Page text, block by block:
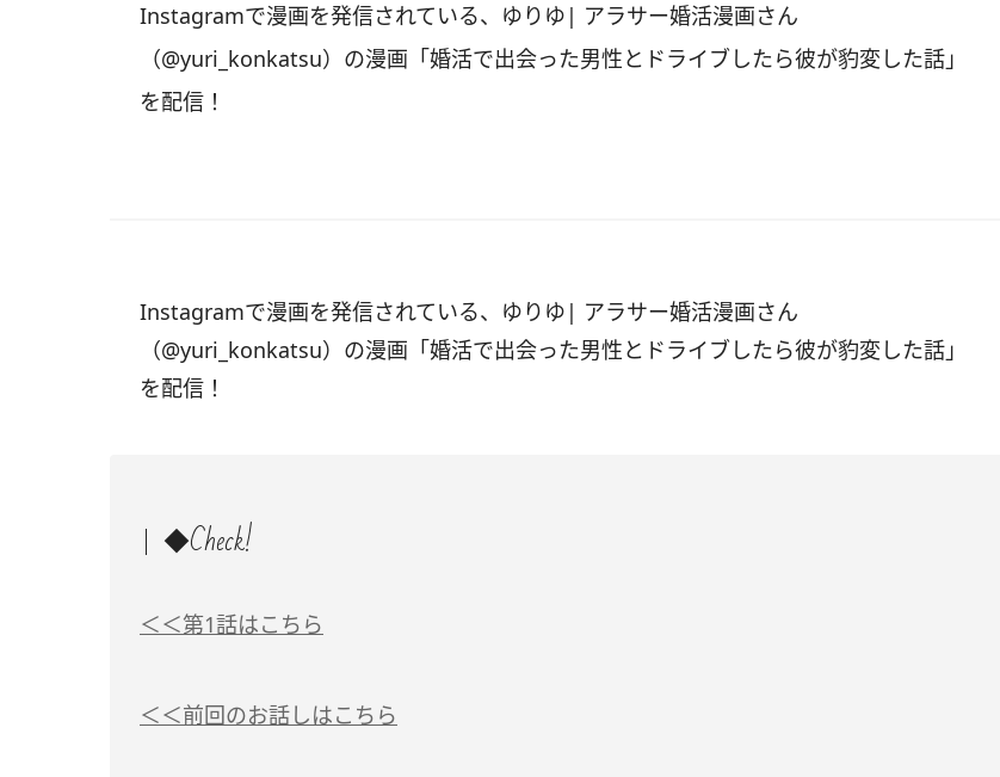
Instagramで漫画を発信されている、ゆりゆ| アラサー婚活漫画さん
（@yuri_konkatsu）の漫画「婚活で出会った男性とドライブしたら彼が豹変した話」
を配信！
Instagramで漫画を発信されている、ゆりゆ| アラサー婚活漫画さん
（@yuri_konkatsu）の漫画「婚活で出会った男性とドライブしたら彼が豹変した話 」
を配信！
◆Check!
＜＜第1話はこちら
＜＜前回のお話しはこちら